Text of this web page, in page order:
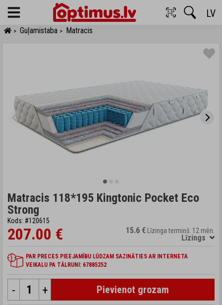
Menu LV
> Guļamistaba > Matracis
Matracis 118*195 Kingtonic Pocket Eco
Strong
Kods: #120615
207.00 € 15.6 € Līzinga termiņš: 12 mēn.
Līzings
PAR PRECES PIEEJAMĪBU LŪDZAM SAZINĀTIES AR INTERNETA
VEIKALU PA TĀLRUNI: 67885252
- + Pievienot grozam